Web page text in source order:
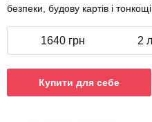
безпеки, будову картів і
1640 грн 2
Купити для себе